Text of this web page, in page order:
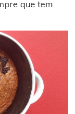
que tem